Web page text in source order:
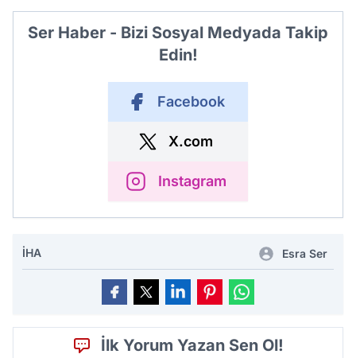
Ser Haber - Bizi Sosyal Medyada Takip
Edin!
Facebook
X.com
Instagram
İHA Esra Ser
İlk Yorum Yazan Sen Ol!